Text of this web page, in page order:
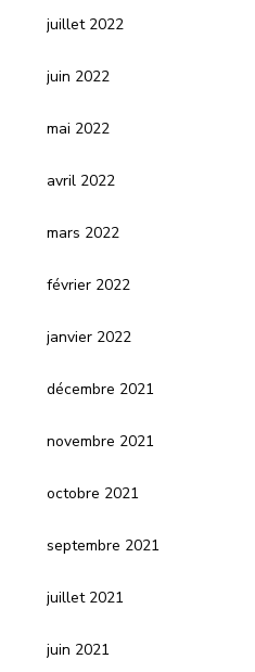
juillet 2022
juin 2022
mai 2022
avril 2022
mars 2022
février 2022
janvier 2022
décembre 2021
novembre 2021
octobre 2021
septembre 2021
juillet 2021
juin 2021